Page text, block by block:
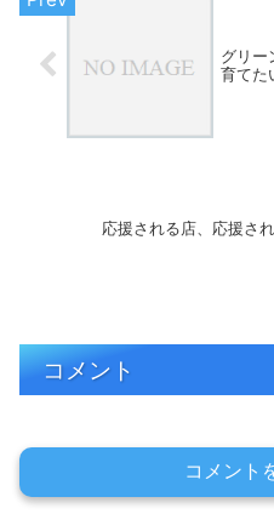
グリー
育てた
応援される店、応援さ
コメント
コメント